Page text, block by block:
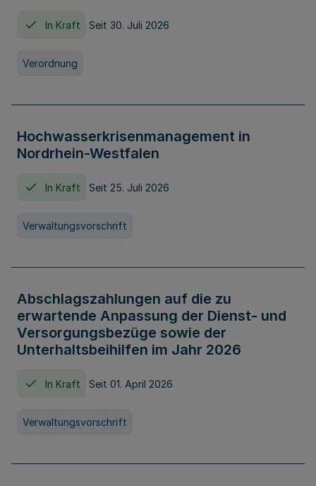
In Kraft Seit 30. Juli 2026
Verordnung
Hochwasserkrisenmanagement in
Nordrhein-Westfalen
In Kraft Seit 25. Juli 2026
Verwaltungsvorschrift
Abschlagszahlungen auf die zu
erwartende Anpassung der Dienst- und
Versorgungsbezüge sowie der
Unterhaltsbeihilfen im Jahr 2026
In Kraft Seit 01. April 2026
Verwaltungsvorschrift